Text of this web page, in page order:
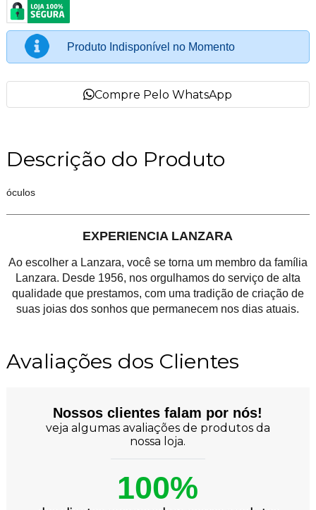
Produto Indisponível no Momento
Compre Pelo WhatsApp
Descrição do Produto
óculos
EXPERIENCIA LANZARA
Ao escolher a Lanzara, você se torna um membro da família
Lanzara. Desde 1956, nos orgulhamos do serviço de alta
qualidade que prestamos, com uma tradição de criação de
suas joias dos sonhos que permanecem nos dias atuais.
Avaliações dos Clientes
Nossos clientes falam por nós!
veja algumas avaliações de produtos da
nossa loja.
100%